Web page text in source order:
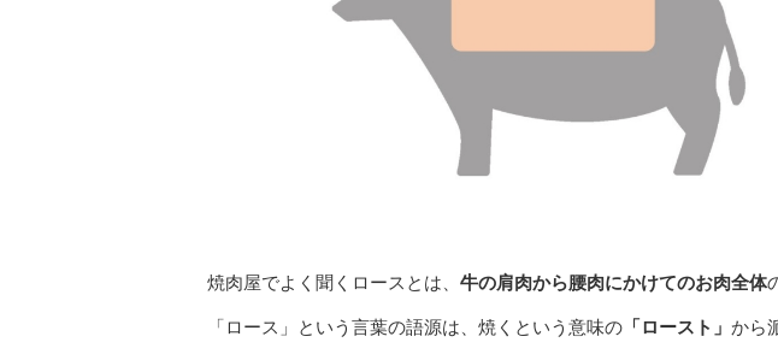
焼肉屋でよく聞くロースとは、 牛の肩肉から腰肉にかけてのお肉全体
「ロース」という言葉の語源は、焼くという意味の 「ロースト」 から